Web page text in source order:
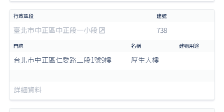
臺北市中正區中正段一小段 738
台北市中正區仁愛路二段1號9樓 厚生大樓
詳細資料